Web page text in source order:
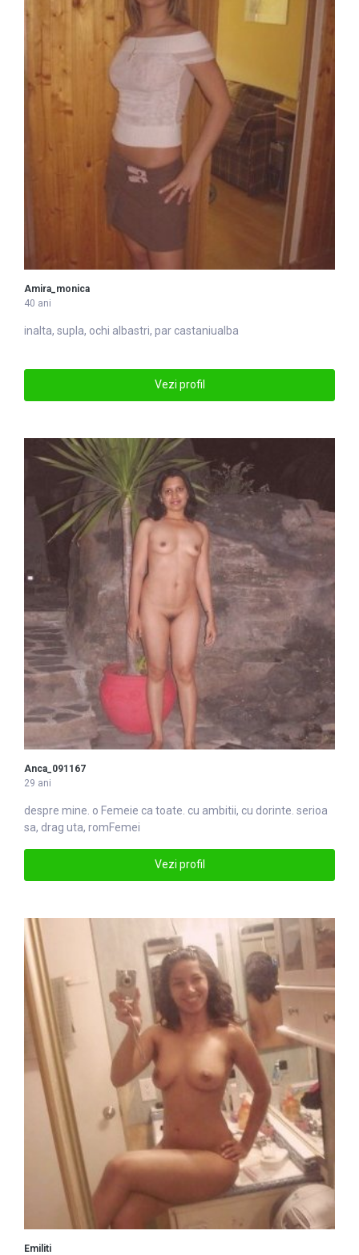
Amira_monica
40 ani
inalta, supla, ochi albastri, par castaniualba
Vezi profil
Anca_091167
29 ani
despre mine. o Femeie ca toate. cu ambitii, cu dorinte. serioa
sa, drag uta, romFemei
Vezi profil
Emiliti